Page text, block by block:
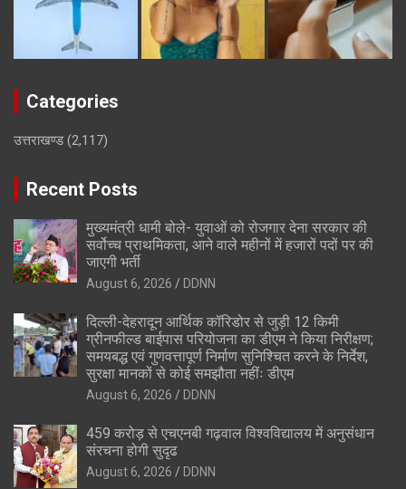
Categories
उत्तराखण्ड(2,117)
Recent Posts
मुख्यमंत्री धामी बोले- युवाओं को रोजगार देना सरकार की
सर्वोच्च प्राथमिकता, आने वाले महीनों में हजारों पदों पर की
जाएगी भर्ती
August 6, 2026 DDNN
दिल्ली-देहरादून आर्थिक कॉरिडोर से जुड़ी 12 किमी
ग्रीनफील्ड बाईपास परियोजना का डीएम ने किया निरीक्षण;
समयबद्ध एवं गुणवत्तापूर्ण निर्माण सुनिश्चित करने के निर्देश,
सुरक्षा मानकों से कोई समझौता नहींः डीएम
August 6, 2026 DDNN
459 करोड़ से एचएनबी गढ़वाल विश्वविद्यालय में अनुसंधान
संरचना होगी सुदृढ
August 6, 2026 DDNN